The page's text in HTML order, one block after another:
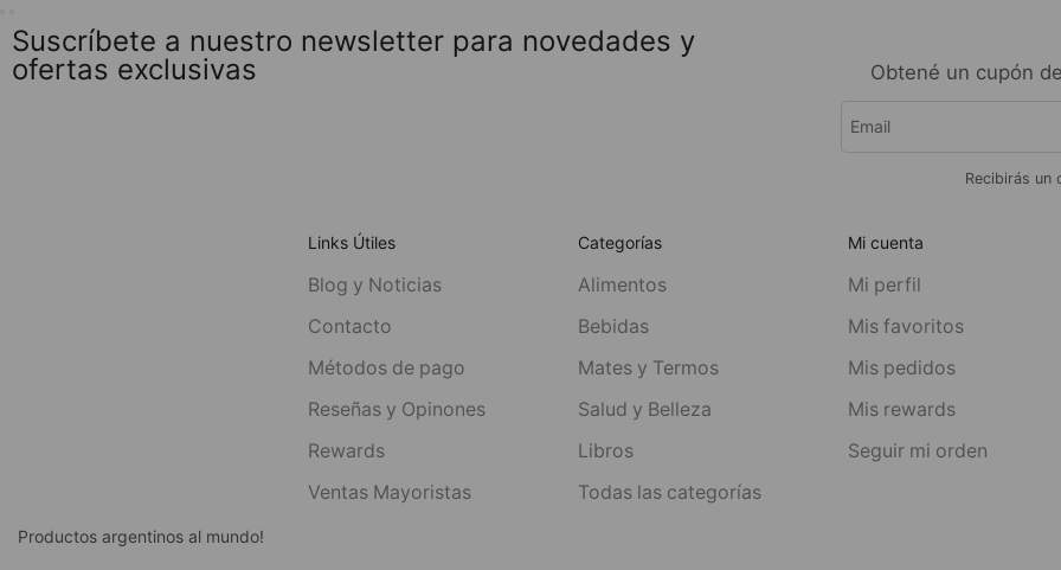
Suscríbete a nuestro newsletter para novedades y
ofertas exclusivas
Obtené un cupón
Recibirás un
Productos argentinos al mundo!
Links Útiles
Blog y Noticias
Contacto
Métodos de pago
Reseñas y Opinones
Rewards
Ventas Mayoristas
Categorías
Alimentos
Bebidas
Mates y Termos
Salud y Belleza
Libros
Todas las categorías
Mi cuenta
Mi perfil
Mis favoritos
Mis pedidos
Mis rewards
Seguir mi orden